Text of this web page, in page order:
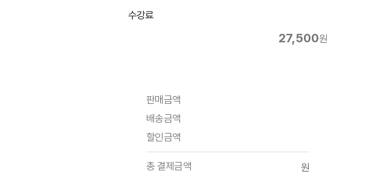
수강료
27,500원
판매금액
배송금액
할인금액
총 결제금액 원